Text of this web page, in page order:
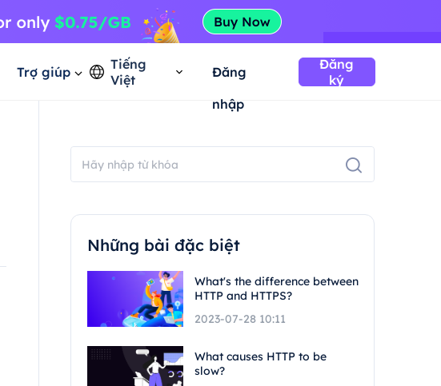
Trợ giúp
Tiếng
Việt
Đăng
nhập
Đăng
ký
Những bài đặc biệt
What's the difference between
HTTP and HTTPS?
2023-07-28 10:11
What causes HTTP to be
slow?